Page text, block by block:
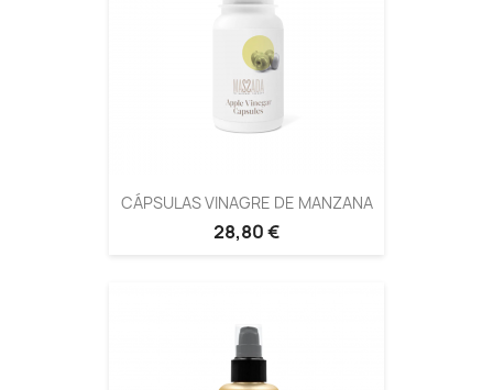
CÁPSULAS VINAGRE DE MANZANA
28,80 €